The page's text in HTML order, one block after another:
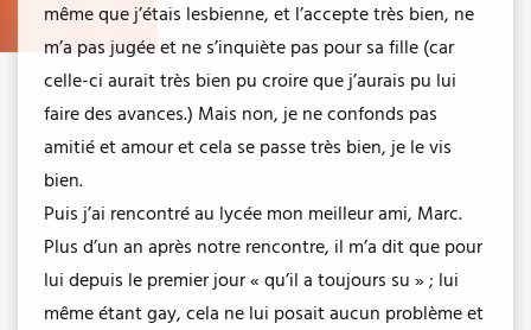
même que j’étais lesbienne, et l’accepte très bien, ne
m’a pas jugée et ne s’inquiète pas pour sa fille (car
celle-ci aurait très bien pu croire que j’aurais pu lui
faire des avances.) Mais non, je ne confonds pas
amitié et amour et cela se passe très bien, je le vis
bien.
Puis j’ai rencontré au lycée mon meilleur ami, Marc.
Plus d’un an après notre rencontre, il m’a dit que pour
lui depuis le premier jour « qu’il a toujours su » ; lui
même étant gay, cela ne lui posait aucun problème et